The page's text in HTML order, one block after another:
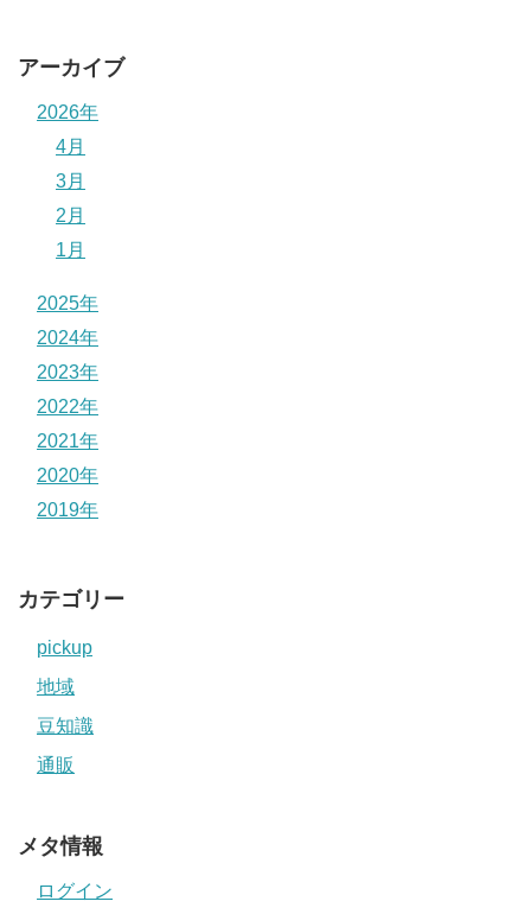
アーカイブ
2026年
4月
3月
2月
1月
2025年
2024年
2023年
2022年
2021年
2020年
2019年
カテゴリー
pickup
地域
豆知識
通販
メタ情報
ログイン